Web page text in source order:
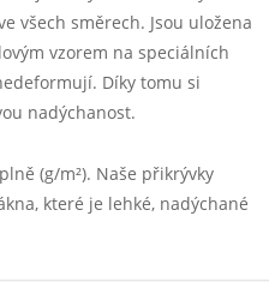
všech směrech. Jsou uložena
vzorem na speciálních
Díky tomu si
nadýchanost.
(g/m²). Naše přikrývky
které je lehké, nadýchané